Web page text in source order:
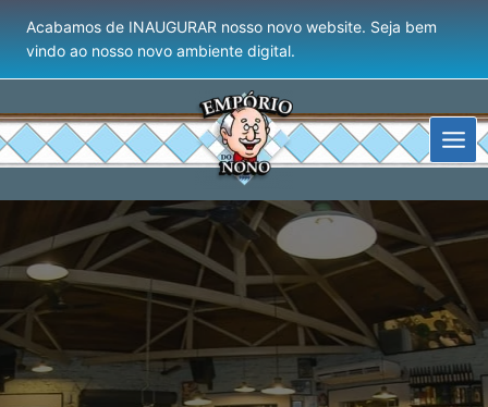
Acabamos de INAUGURAR nosso novo website. Seja bem
vindo ao nosso novo ambiente digital.